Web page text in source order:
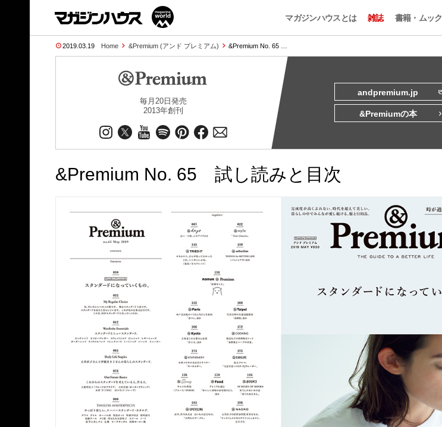
マガジンハウスとは 雑誌 書籍・ムック
2019.03.19 Home &Premium (アンド プレミアム) &Premium No. 65 …
毎月20日発売
2013年創刊
andpremium.jp
&Premiumの本
&Premium No. 65 試し読みと目次